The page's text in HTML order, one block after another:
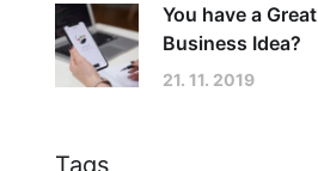
You have a Great
Business Idea?
21. 11. 2019
Tags